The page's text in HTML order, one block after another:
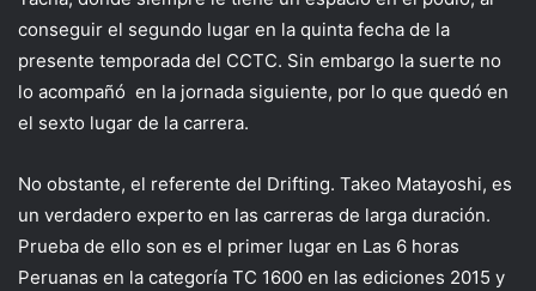
conseguir el segundo lugar en la quinta fecha de la
presente temporada del CCTC. Sin embargo la suerte no
lo acompañó en la jornada siguiente, por lo que quedó en
el sexto lugar de la carrera.
No obstante, el referente del Drifting. Takeo Matayoshi, es
un verdadero experto en las carreras de larga duración.
Prueba de ello son es el primer lugar en Las 6 horas
Peruanas en la categoría TC 1600 en las ediciones 2015 y